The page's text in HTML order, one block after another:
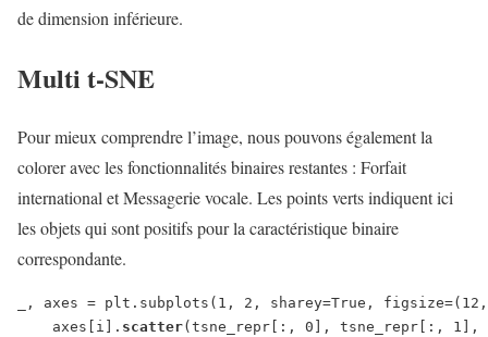
de dimension inférieure.
Multi t-SNE
Pour mieux comprendre l’image, nous pouvons également la
colorer avec les fonctionnalités binaires restantes : Forfait
international et Messagerie vocale. Les points verts indiquent ici
les objets qui sont positifs pour la caractéristique binaire
correspondante.
_, axes = plt.subplots(1, 2, sharey=True,
    axes[i].
scatter(tsne_repr[:, 0], tsne_repr[:, 1],